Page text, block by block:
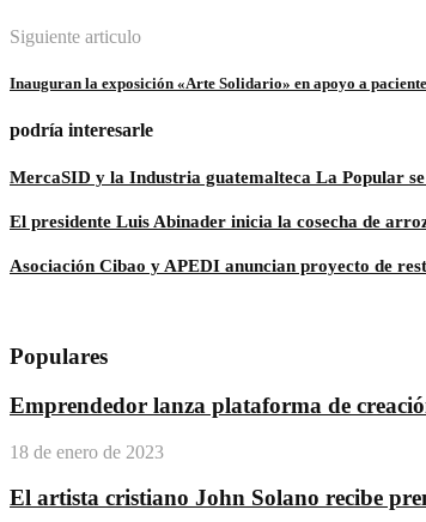
Siguiente articulo
Inauguran la exposición «Arte Solidario» en apoyo a
podría interesarle
MercaSID y la Industria guatemalteca La Popular
El presidente Luis Abinader inicia la cosecha de
Asociación Cibao y APEDI anuncian proyecto de
Populares
Emprendedor lanza plataforma de
18 de enero de 2023
El artista cristiano John Solano recibe